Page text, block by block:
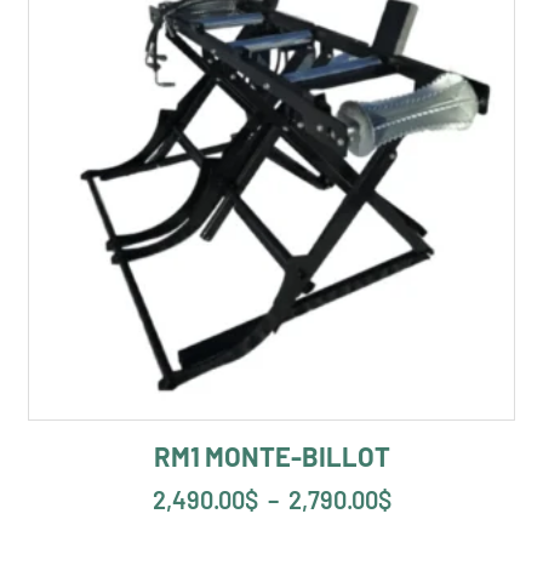
RM1 MONTE-BILLOT
2,490.00$ – 2,790.00$